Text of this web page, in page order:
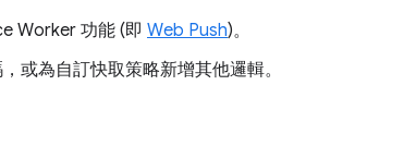
Worker 功能 (即 Web Push)。
或為自訂快取策略新增其他邏輯。